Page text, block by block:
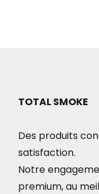
TOTAL SMOKE
Des produits
satisfaction.
Notre
premium, au